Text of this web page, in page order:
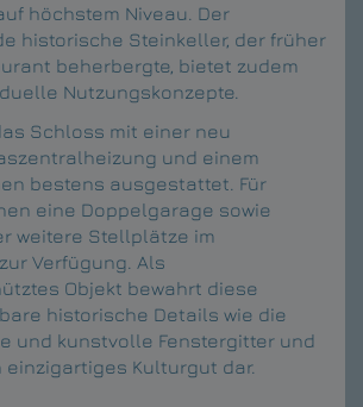
höchstem Niveau. Der
historische Steinkeller, der früher
beherbergte, bietet zudem
Nutzungskonzepte.
Schloss mit einer neu
und einem
bestens ausgestattet. Für
eine Doppelgarage sowie
weitere Stellplätze im
Verfügung. Als
Objekt bewahrt diese
historische Details wie die
und kunstvolle Fenstergitter und
Kulturgut dar.